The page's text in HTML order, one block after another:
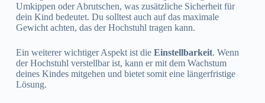
Umkippen oder Abrutschen, was zusätzliche Sicherheit für
dein Kind bedeutet. Du solltest auch auf das maximale
Gewicht achten, das der Hochstuhl tragen kann.
Ein weiterer wichtiger Aspekt ist die Einstellbarkeit. Wenn
der Hochstuhl verstellbar ist, kann er mit dem Wachstum
deines Kindes mitgehen und bietet somit eine längerfristige
Lösung.